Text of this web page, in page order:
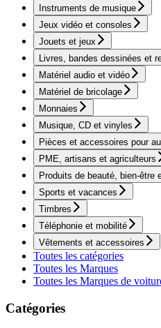
Instruments de musique
Jeux vidéo et consoles
Jouets et jeux
Livres, bandes dessinées et
Matériel audio et vidéo
Matériel de bricolage
Monnaies
Musique, CD et vinyles
Pièces et accessoires pour
PME, artisans et agriculteurs
Produits de beauté, bien-être
Sports et vacances
Timbres
Téléphonie et mobilité
Vêtements et accessoires
Toutes les catégories
Toutes les Marques
Toutes les Marques de
Catégories